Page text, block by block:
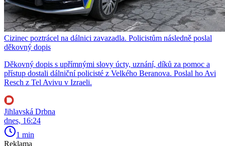
Cizinec poztrácel na dálnici zavazadla. Policistům následně poslal
děkovný dopis
Děkovný dopis s upřímnými slovy úcty, uznání, díků za pomoc a
přístup dostali dálniční policisté z Velkého Beranova. Poslal ho Avi
Resch z Tel Avivu v Izraeli.
Jihlavská Drbna
dnes, 16:24
1 min
Reklama